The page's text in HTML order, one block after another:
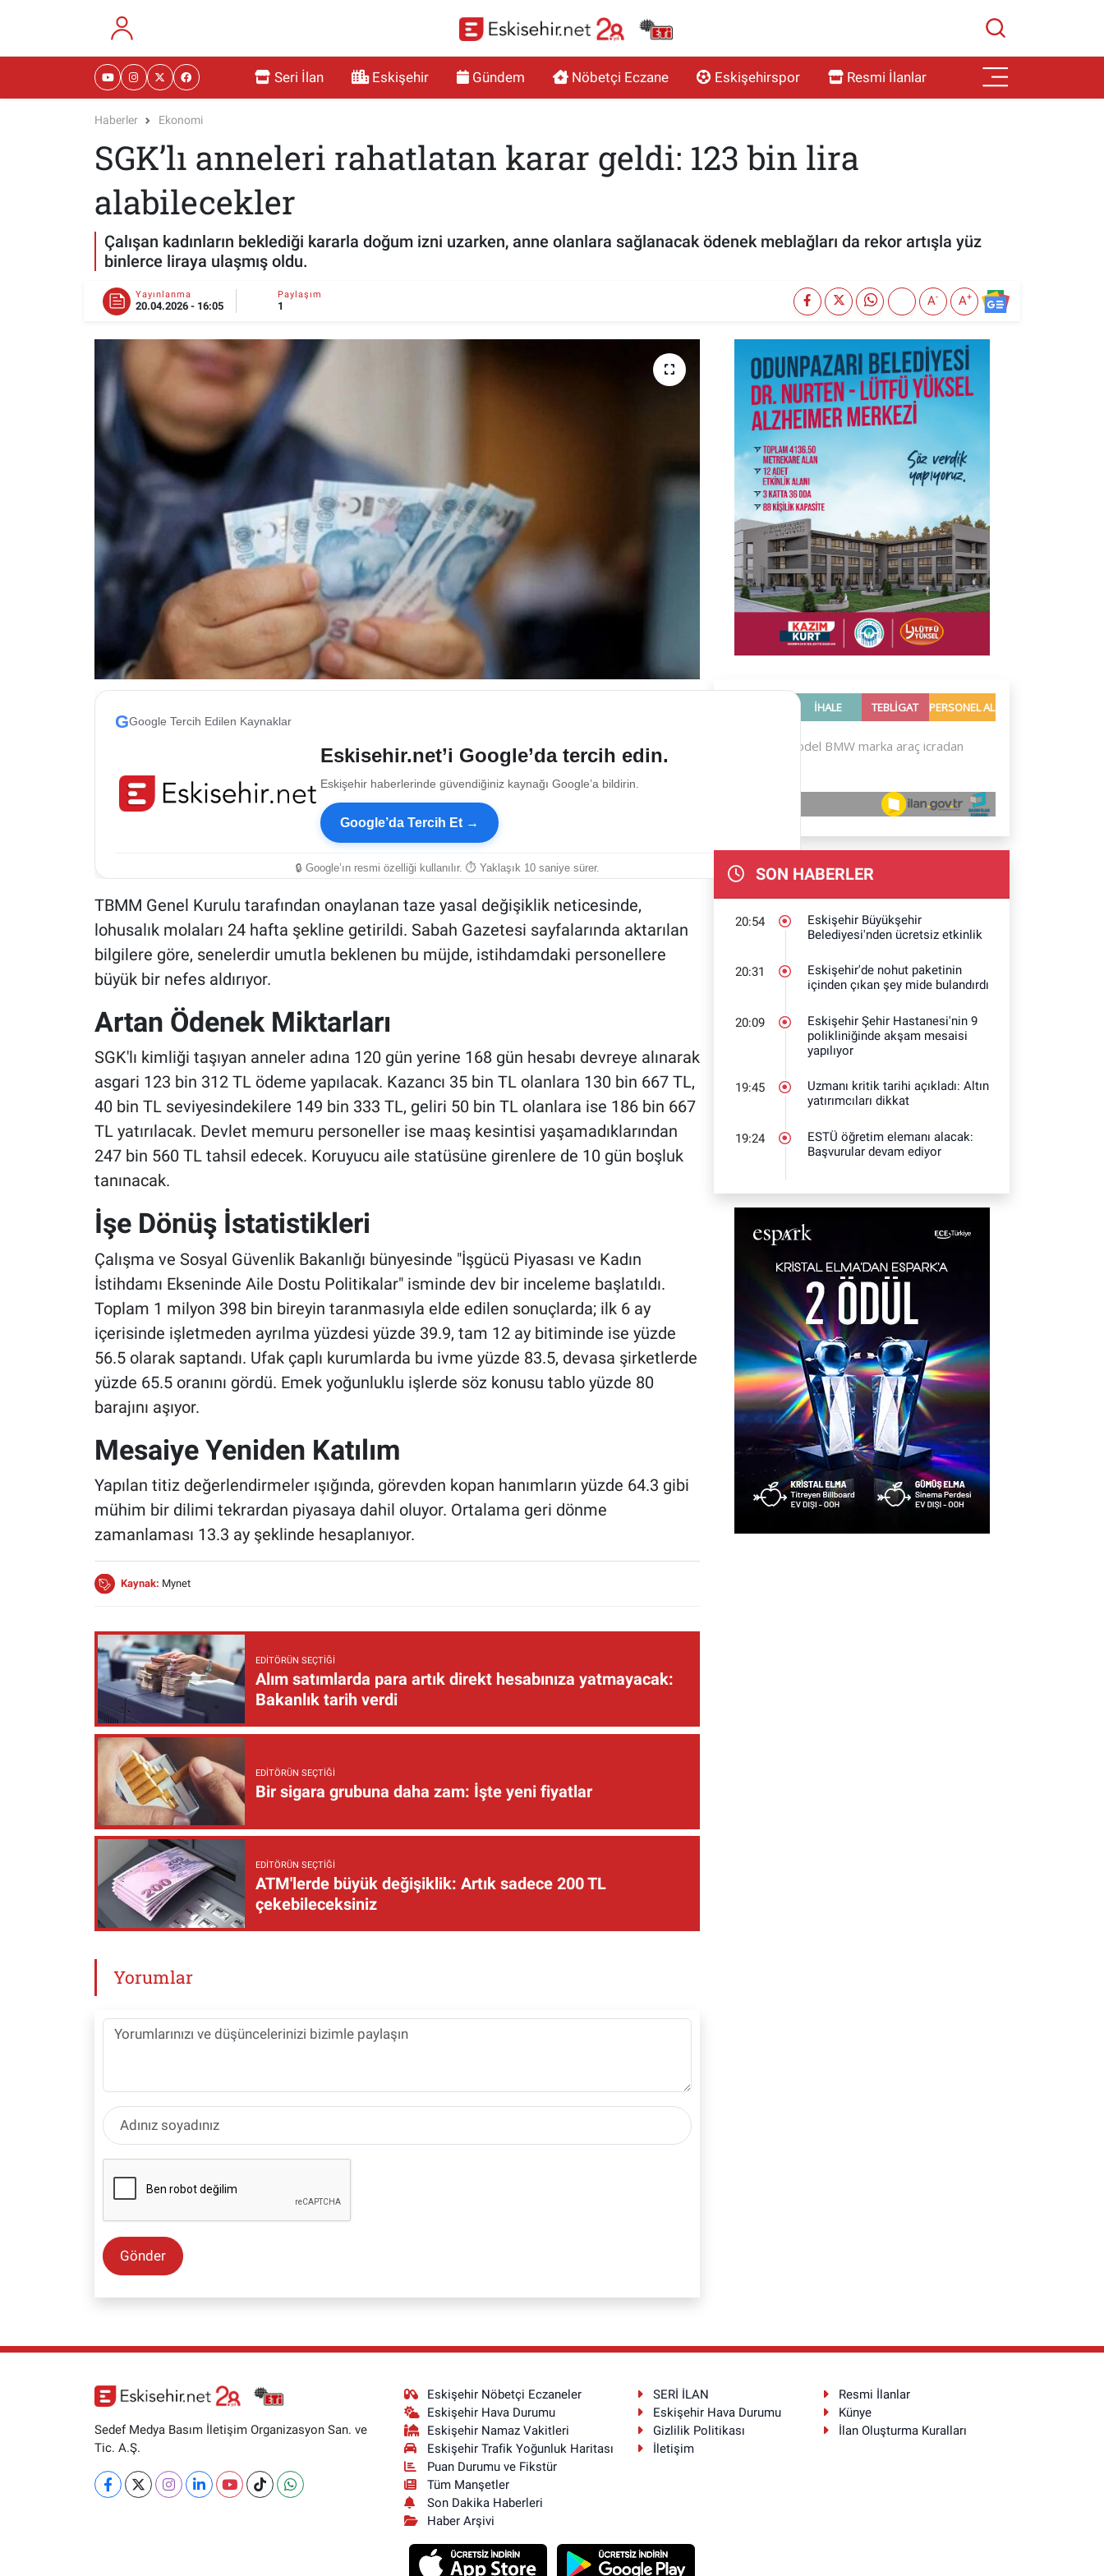
Seri İlan Eskişehir Gündem Nöbetçi Eczane Eskişehirspor Resmi İlanlar
Haberler Ekonomi
SGK’lı anneleri rahatlatan karar geldi: 123 bin lira
alabilecekler
Çalışan kadınların beklediği kararla doğum izni uzarken, anne olanlara sağlanacak ödenek meblağları da rekor artışla yüz
binlerce liraya ulaşmış oldu.
Yayınlanma
20.04.2026 - 16:05
Paylaşım
1 A- A+
GGoogle Tercih Edilen Kaynaklar
Eskisehir.net’i Google’da tercih edin.
Eskişehir haberlerinde güvendiğiniz kaynağı Google’a bildirin.
Google’da Tercih Et →
🔒 Google’ın resmi özelliği kullanılır. ⏱ Yaklaşık 10 saniye sürer.
TBMM Genel Kurulu tarafından onaylanan taze yasal değişiklik neticesinde,
lohusalık molaları 24 hafta şekline getirildi. Sabah Gazetesi sayfalarında aktarılan
bilgilere göre, senelerdir umutla beklenen bu müjde, istihdamdaki personellere
büyük bir nefes aldırıyor.
Artan Ödenek Miktarları
SGK'lı kimliği taşıyan anneler adına 120 gün yerine 168 gün hesabı devreye alınarak
asgari 123 bin 312 TL ödeme yapılacak. Kazancı 35 bin TL olanlara 130 bin 667 TL,
40 bin TL seviyesindekilere 149 bin 333 TL, geliri 50 bin TL olanlara ise 186 bin 667
TL yatırılacak. Devlet memuru personeller ise maaş kesintisi yaşamadıklarından
247 bin 560 TL tahsil edecek. Koruyucu aile statüsüne girenlere de 10 gün boşluk
tanınacak.
İşe Dönüş İstatistikleri
Çalışma ve Sosyal Güvenlik Bakanlığı bünyesinde "İşgücü Piyasası ve Kadın
İstihdamı Ekseninde Aile Dostu Politikalar" isminde dev bir inceleme başlatıldı.
Toplam 1 milyon 398 bin bireyin taranmasıyla elde edilen sonuçlarda; ilk 6 ay
içerisinde işletmeden ayrılma yüzdesi yüzde 39.9, tam 12 ay bitiminde ise yüzde
56.5 olarak saptandı. Ufak çaplı kurumlarda bu ivme yüzde 83.5, devasa şirketlerde
yüzde 65.5 oranını gördü. Emek yoğunluklu işlerde söz konusu tablo yüzde 80
barajını aşıyor.
Mesaiye Yeniden Katılım
Yapılan titiz değerlendirmeler ışığında, görevden kopan hanımların yüzde 64.3 gibi
mühim bir dilimi tekrardan piyasaya dahil oluyor. Ortalama geri dönme
zamanlaması 13.3 ay şeklinde hesaplanıyor.
Kaynak: Mynet
EDITÖRÜN SEÇTIĞI
Alım satımlarda para artık direkt hesabınıza yatmayacak:
Bakanlık tarih verdi
EDITÖRÜN SEÇTIĞI
Bir sigara grubuna daha zam: İşte yeni fiyatlar
EDITÖRÜN SEÇTIĞI
ATM'lerde büyük değişiklik: Artık sadece 200 TL
çekebileceksiniz
Yorumlar
Gönder
SON HABERLER
20:54
Eskişehir Büyükşehir
Belediyesi'nden ücretsiz etkinlik
20:31
Eskişehir'de nohut paketinin
içinden çıkan şey mide bulandırdı
20:09
Eskişehir Şehir Hastanesi'nin 9
polikliniğinde akşam mesaisi
yapılıyor
19:45
Uzmanı kritik tarihi açıkladı: Altın
yatırımcıları dikkat
19:24
ESTÜ öğretim elemanı alacak:
Başvurular devam ediyor
Sedef Medya Basım İletişim Organizasyon San. ve
Tic. A.Ş.
Eskişehir Nöbetçi Eczaneler
Eskişehir Hava Durumu
Eskişehir Namaz Vakitleri
Eskişehir Trafik Yoğunluk Haritası
Puan Durumu ve Fikstür
Tüm Manşetler
Son Dakika Haberleri
Haber Arşivi
SERİ İLAN
Resmi İlanlar
Eskişehir Hava Durumu
Künye
Gizlilik Politikası
İlan Oluşturma Kuralları
İletişim
RESMİ İLANLAR
MAGAZİN
TEKNOLOJİ
ESKİŞEHİR NÖBETÇİ ECZANELER
Eskişehir Haber İçerikleri
Eskişehir Hava Durumu
Eskişehir Tramvay Saatleri
Eskişehir Otobüs Saatleri
Eskişehir Nöbetçi Eczaneler
Eskişehir Namaz Vakitleri
Eskişehir Trafik Yoğunluk Haritası
Süper Lig Puan Durumu ve Fikstür
Tüm Manşetler
Son Dakika Haberleri